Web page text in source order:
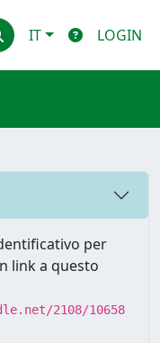
IT LOGIN
per
link a questo
2108/10658